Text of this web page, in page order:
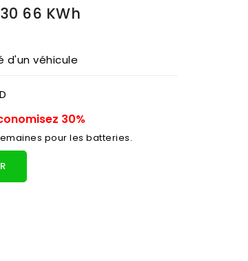
66 KWh
d'un véhicule
30%
pour les batteries.